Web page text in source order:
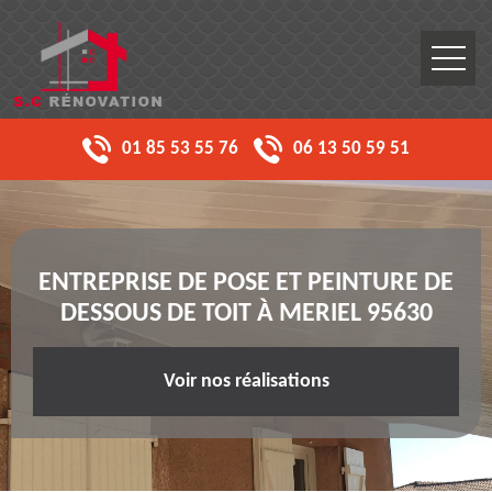
01 85 53 55 76 06 13 50 59 51
ENTREPRISE DE POSE ET PEINTURE DE
DESSOUS DE TOIT À MERIEL 95630
Voir nos réalisations